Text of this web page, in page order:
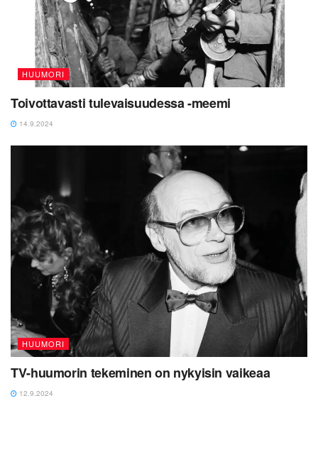
HUUMORI
Toivottavasti tulevaisuudessa -meemi
14.9.2024
HUUMORI
TV-huumorin tekeminen on nykyisin vaikeaa
12.9.2024